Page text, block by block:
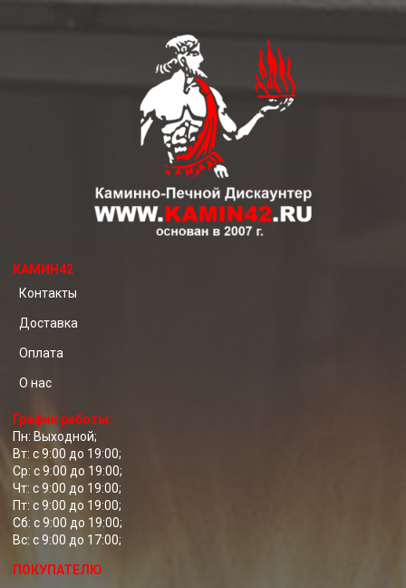
КАМИН42
Контакты
Доставка
Оплата
О нас
График работы:
Пн: Выходной;
Вт: с 9:00 до 19:00;
Ср: с 9:00 до 19:00;
Чт: с 9:00 до 19:00;
Пт: с 9:00 до 19:00;
Сб: с 9:00 до 19:00;
Вс: с 9:00 до 17:00;
ПОКУПАТЕЛЮ